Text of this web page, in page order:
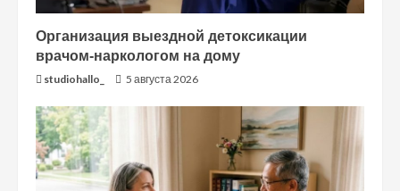
Организация выездной детоксикации
врачом-наркологом на дому
studiohallo_ 5 августа 2026